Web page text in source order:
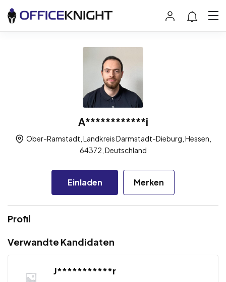
A************i
Ober-Ramstadt, Landkreis Darmstadt-Dieburg, Hessen,
64372, Deutschland
Einladen Merken
Profil
Verwandte Kandidaten
J***********r